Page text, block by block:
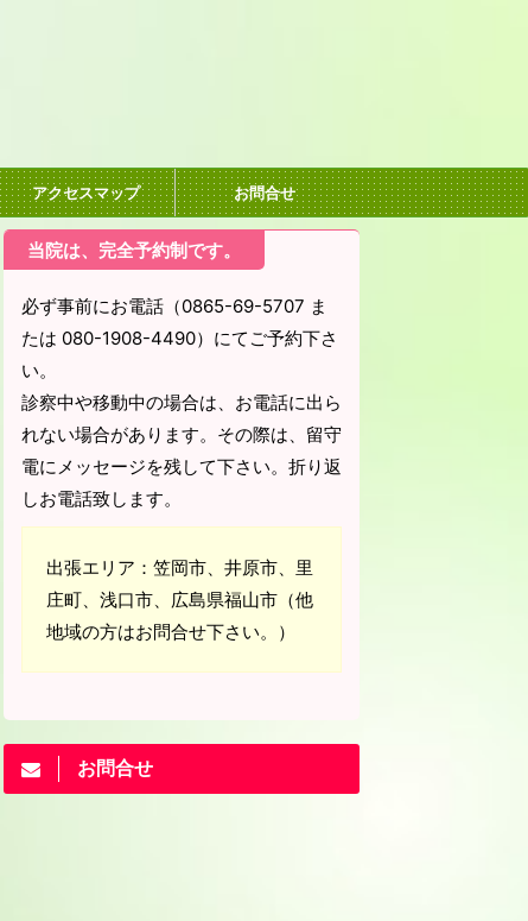
アクセスマップ お問合せ
当院は、完全予約制です。
必ず事前にお電話（0865-69-5707 ま
たは 080-1908-4490）にてご予約下さ
い。
診察中や移動中の場合は、お電話に出ら
れない場合があります。その際は、留守
電にメッセージを残して下さい。折り返
しお電話致します。
出張エリア：笠岡市、井原市、里
庄町、浅口市、広島県福山市（他
地域の方はお問合せ下さい。）
お問合せ